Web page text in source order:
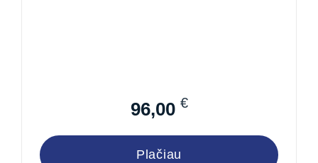
96,00 €
Plačiau